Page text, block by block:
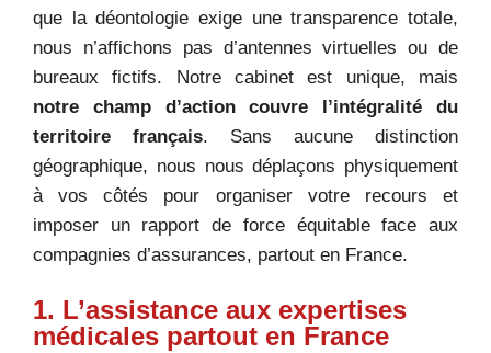
que la déontologie exige une transparence totale,
nous n’affichons pas d’antennes virtuelles ou de
bureaux fictifs. Notre cabinet est unique, mais
notre champ d’action couvre l’intégralité du
territoire français. Sans aucune distinction
géographique, nous nous déplaçons physiquement
à vos côtés pour organiser votre recours et
imposer un rapport de force équitable face aux
compagnies d’assurances, partout en France.
1. L’assistance aux expertises
médicales partout en France